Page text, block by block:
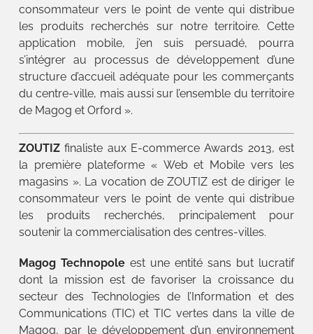
consommateur vers le point de vente qui distribue
les produits recherchés sur notre territoire. Cette
application mobile, j’en suis persuadé, pourra
s’intégrer au processus de développement d’une
structure d’accueil adéquate pour les commerçants
du centre-ville, mais aussi sur l’ensemble du territoire
de Magog et Orford ».
ZOUTIZfinaliste aux E-commerce Awards 2013, est
la première plateforme « Web et Mobile vers les
magasins ». La vocation de ZOUTIZ est de diriger le
consommateur vers le point de vente qui distribue
les produits recherchés, principalement pour
soutenir la commercialisation des centres-villes.
Magog Technopoleest une entité sans but lucratif
dont la mission est de favoriser la croissance du
secteur des Technologies de l’Information et des
Communications (TIC) et TIC vertes dans la ville de
Magog, par le développement d’un environnement